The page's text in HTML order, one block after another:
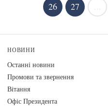
26
27
НОВИНИ
Останні новини
Промови та звернення
Вiтання
Офіс Президента